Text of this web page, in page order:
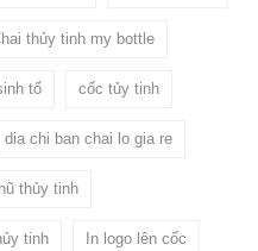
thủy tinh my bottle
tố cốc tủy tinh
dia chi ban chai lo gia re
hũ thủy tinh
tinh In logo lên cốc